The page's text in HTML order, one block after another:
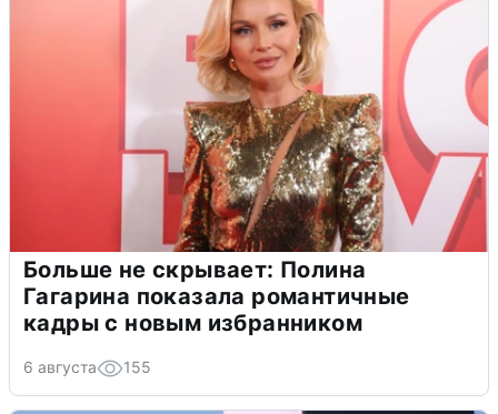
Больше не скрывает: Полина
Гагарина показала романтичные
кадры с новым избранником
6 августа 155